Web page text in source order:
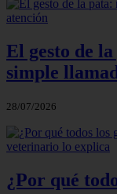
El gesto de
simple
28/07/2026
¿Por qué